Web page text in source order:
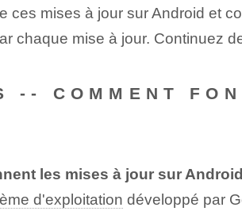
ces mises à jour sur Android et
chaque mise à jour. Continuez
-- COMMENT
les mises à jour sur
d'exploitation développé par